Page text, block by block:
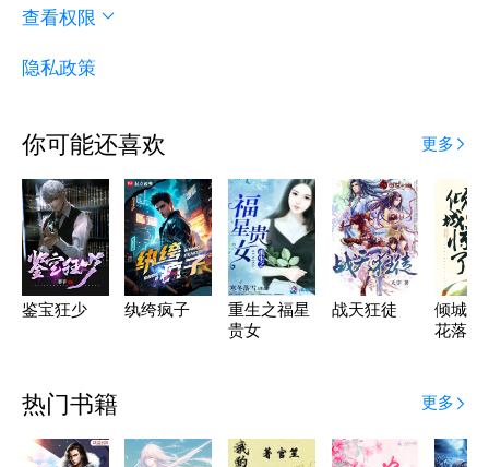
查看权限
隐私政策
你可能还喜欢 更多
鉴宝狂少 纨绔疯子
重生之福星
贵女
战天狂徒
倾城惊
花落
热门书籍 更多